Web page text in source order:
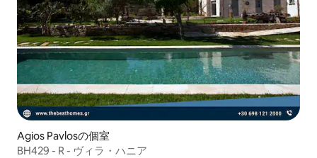
Agios Pavlosの個室
BH429 - R - ヴィラ・ハニア